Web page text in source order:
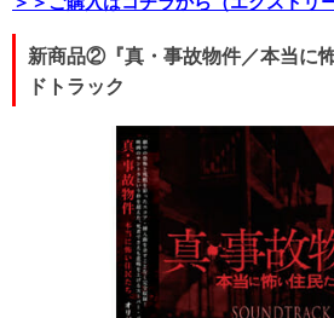
新商品②『真・事故物件／本当に
ドトラック